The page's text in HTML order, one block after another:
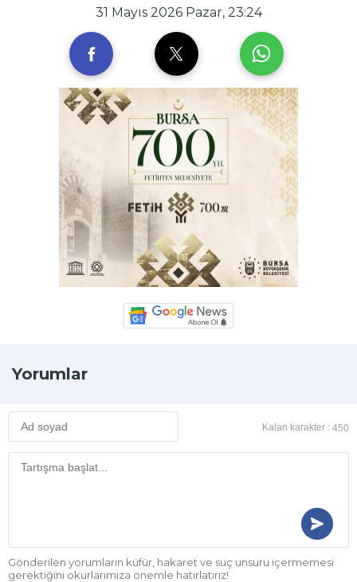
31 Mayıs 2026 Pazar, 23:24
Yorumlar
Kalan karakter : 450
Gönderilen yorumların küfür, hakaret ve suç unsuru içermemesi
gerektiğini okurlarımıza önemle hatırlatırız!